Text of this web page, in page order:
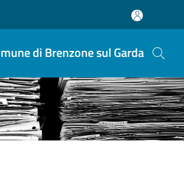
di Brenzone sul Garda